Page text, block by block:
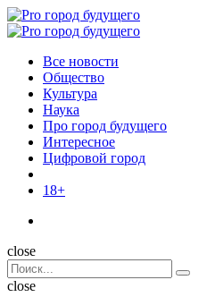
Menu
Поиск
Menu
Pro
Все новости
Общество
Культура
Наука
Про город будущего
Интересное
Цифровой город
18+
Поиск
close
Search
for:
Поиск
close